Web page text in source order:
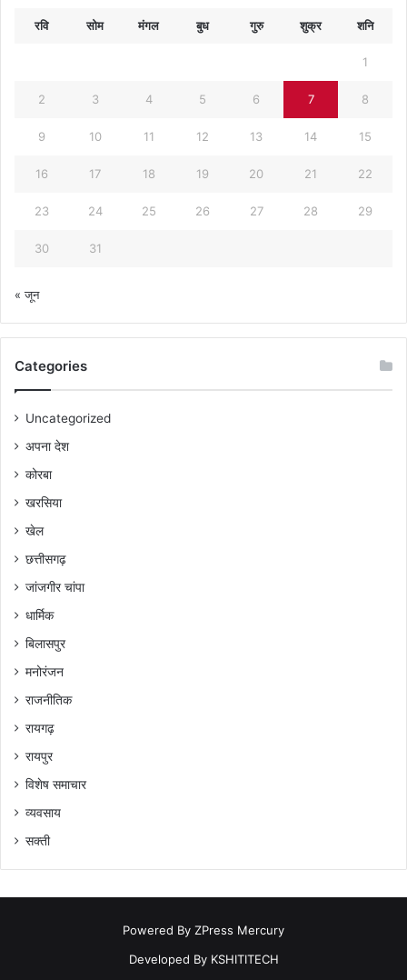
रवि सोम मंगल बुध गुरु शुक्र शनि
1
2 3 4 5 6 7 8
9 10 11 12 13 14 15
16 17 18 19 20 21 22
23 24 25 26 27 28 29
30 31
« जून
Categories
Uncategorized
अपना देश
कोरबा
खरसिया
खेल
छत्तीसगढ़
जांजगीर चांपा
धार्मिक
बिलासपुर
मनोरंजन
राजनीतिक
रायगढ़
रायपुर
विशेष समाचार
व्यवसाय
सक्ती
Powered By ZPress Mercury
Developed By KSHITITECH